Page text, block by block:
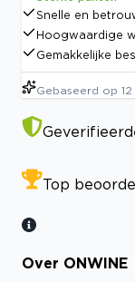
Snelle en
Hoogwaardige
Gemakkelijke
Gebaseerd op 12
Top
Over ONWINE